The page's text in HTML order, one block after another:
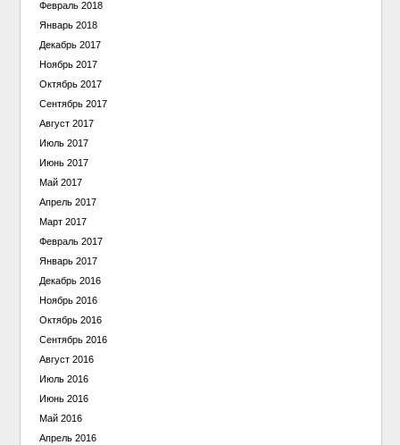
Февраль 2018
Январь 2018
Декабрь 2017
Ноябрь 2017
Октябрь 2017
Сентябрь 2017
Август 2017
Июль 2017
Июнь 2017
Май 2017
Апрель 2017
Март 2017
Февраль 2017
Январь 2017
Декабрь 2016
Ноябрь 2016
Октябрь 2016
Сентябрь 2016
Август 2016
Июль 2016
Июнь 2016
Май 2016
Апрель 2016